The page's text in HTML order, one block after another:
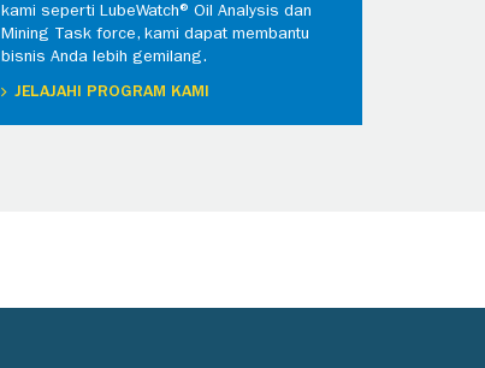
kami seperti LubeWatch® Oil Analysis dan
Mining Task force, kami dapat membantu
bisnis Anda lebih gemilang.
JELAJAHI PROGRAM KAMI